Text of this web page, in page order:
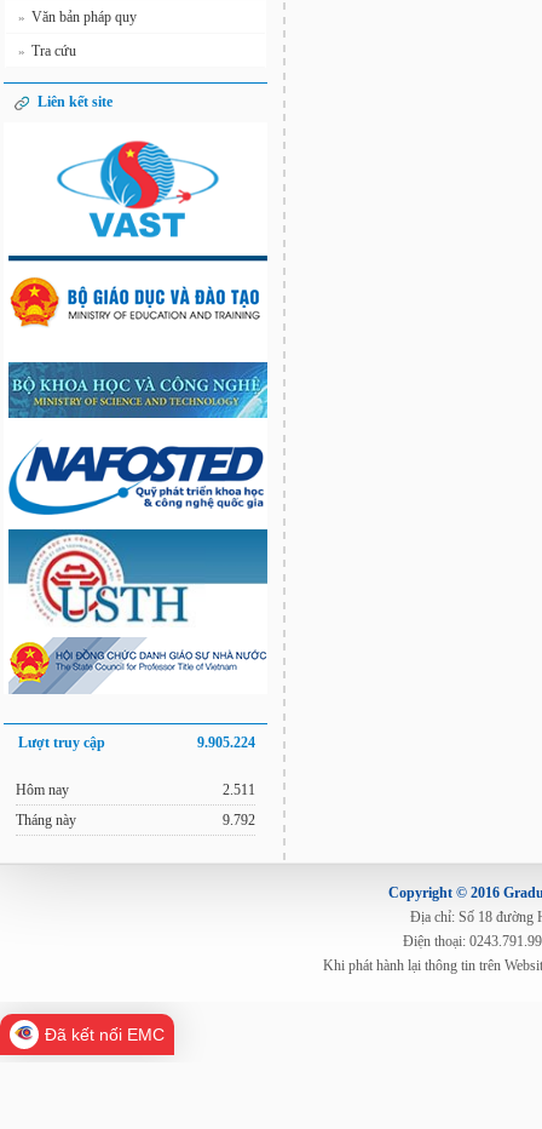
» Văn bản pháp quy
» Tra cứu
Liên kết site
Lượt truy cập 9.905.224
Hôm nay
Tháng này
2.511
9.792
Copyright © 2016
Địa chỉ: Số 18 đường
Điện thoại:
Khi phát hành lại thông tin trên
Đã kết nối EMC